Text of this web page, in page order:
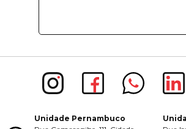
Unidade Pernambuco